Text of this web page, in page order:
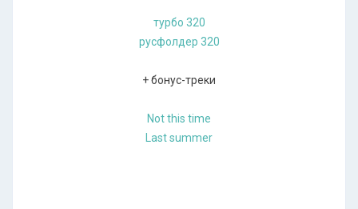
турбо 320
русфолдер 320
+ бонус-треки
Not this time
Last summer